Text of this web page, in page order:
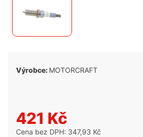
Výrobce: MOTORCRAFT
421 Kč
Cena bez DPH: 347,93 Kč